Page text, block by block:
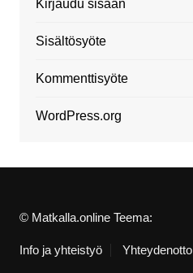
Kirjaudu sisään
Sisältösyöte
Kommenttisyöte
WordPress.org
© Matkalla.online Teema:
Info ja yhteistyö Yhteydenotto